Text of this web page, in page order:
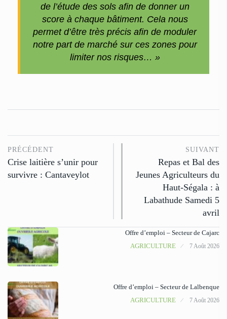
de l’étude des sols afin de donner un
score à chaque bâtiment. Cela nous
permet d’être très précis afin de moduler
notre part de marché sur ces zones pour
limiter nos risques… »
PRÉCÉDENT
Crise laitière s’unir pour
survivre : Cantaveylot
SUIVANT
Repas et Bal des
Jeunes Agriculteurs du
Haut-Ségala : à
Labathude Samedi 5
avril
Offre d’emploi – Secteur de Cajarc
AGRICULTURE
7 Août 2026
Offre d’emploi – Secteur de Lalbenque
AGRICULTURE
7 Août 2026